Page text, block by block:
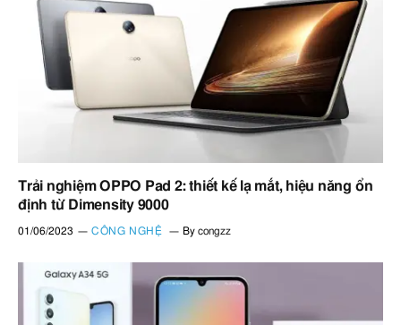
Trải nghiệm OPPO Pad 2: thiết kế lạ mắt, hiệu năng ổn
định từ Dimensity 9000
01/06/2023 CÔNG NGHỆ By congzz